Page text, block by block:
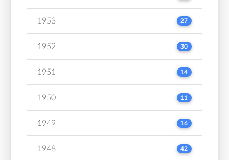
1953 27
1952 30
1951 14
1950 11
1949 16
1948 42